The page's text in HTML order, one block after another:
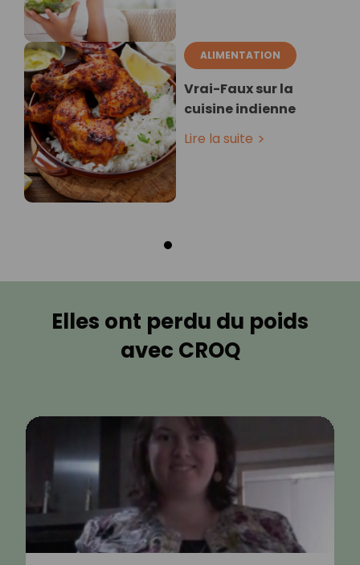
ALIMENTATION
Vrai-Faux sur la
cuisine indienne
Lire la suite
Elles ont perdu du poids
avec CROQ